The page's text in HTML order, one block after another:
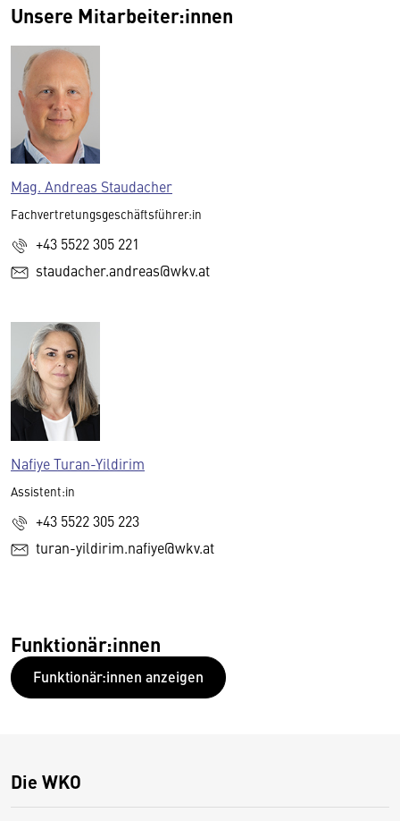
Unsere Mitarbeiter:innen
Mag. Andreas Staudacher
Fachvertretungsgeschäftsführer:in
+43 5522 305 221
staudacher.andreas@wkv.at
Nafiye Turan-Yildirim
Assistent:in
+43 5522 305 223
turan-yildirim.nafiye@wkv.at
Funktionär:innen
Funktionär:innen anzeigen
Die WKO